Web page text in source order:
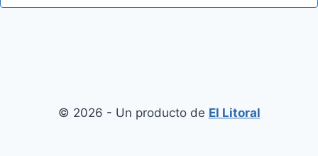
© 2026 - Un producto de El Litoral